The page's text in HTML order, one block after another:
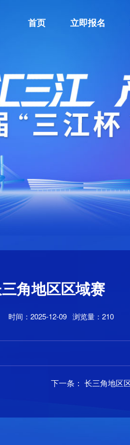
首页
立即报名
角地区区域赛
时间：2025-12-09 浏览量：210
下一条： 长三角地区